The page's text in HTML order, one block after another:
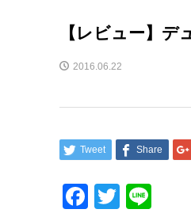
【レビュー】
2016.06.22
Tweet Share
Facebook
Twitter